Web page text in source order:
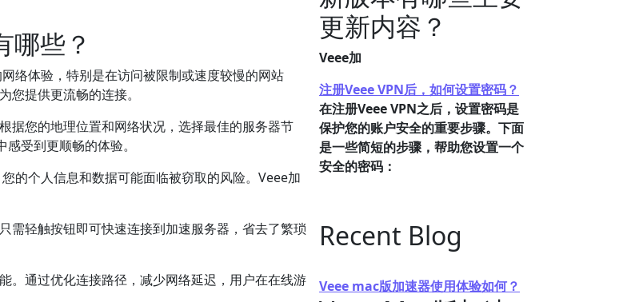
哪些？
络体验，特别是在访问被限制或速度较慢的网站
提供更流畅的连接。
据您的地理位置和网络状况，选择最佳的服务器节
受到更顺畅的体验。
的个人信息和数据可能面临被窃取的风险。Veee加
需轻触按钮即可快速连接到加速服务器，省去了繁琐
。通过优化连接路径，减少网络延迟，用户在在线游
更新内容？
Veee加
注册Veee VPN后，如何设置密码？
在注册Veee VPN之后，设置密码是
保护您的账户安全的重要步骤。下面
是一些简短的步骤，帮助您设置一个
安全的密码：
Recent Blog
Veee mac版加速器使用体验如何？